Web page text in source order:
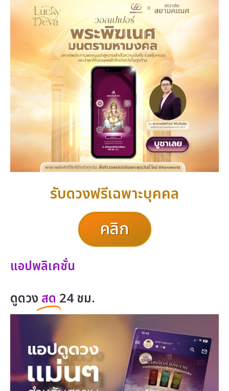
รับดวงฟรีเฉพาะบุคคล
คลิก
แอปพลิเคชั่น
ดูดวง สด 24 ชม.